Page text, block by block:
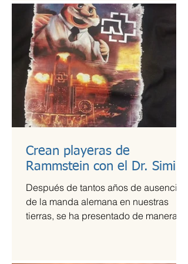
Crean playeras de
Rammstein con el Dr. Simi
Después de tantos años de ausencia
de la manda alemana en nuestras
tierras, se ha presentado de manera